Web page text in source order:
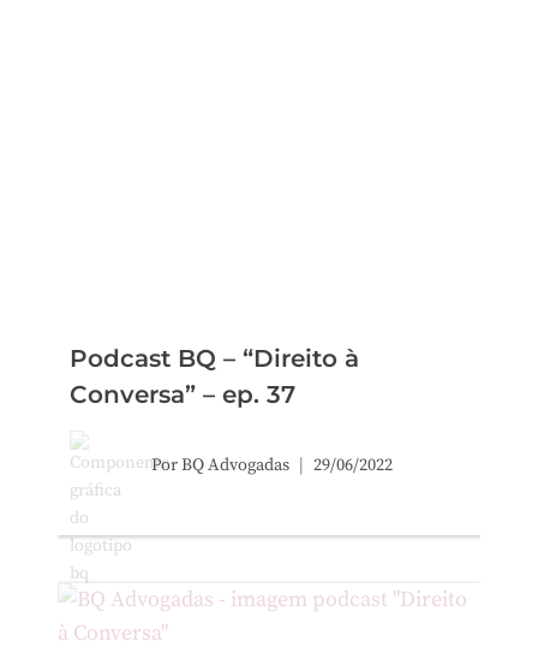
Podcast BQ – “Direito à
Conversa” – ep. 37
PorBQ Advogadas 29/06/2022